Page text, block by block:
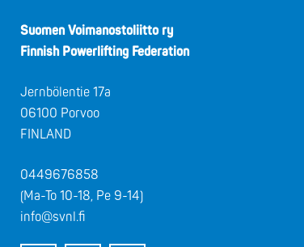
Suomen Voimanostoliitto ry
Finnish Powerlifting Federation
Jernbölentie 17a
06100 Porvoo
FINLAND
0449676858
(Ma-To 10-18, Pe 9-14)
info@svnl.fi